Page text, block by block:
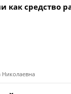
как средство
Николаевна